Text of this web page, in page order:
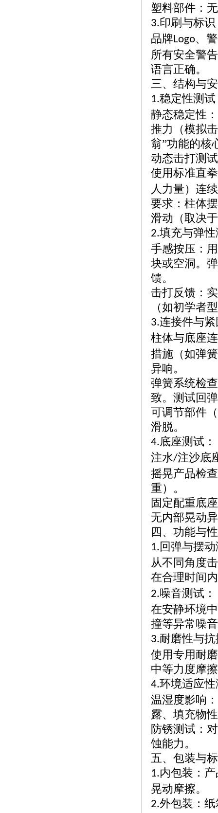
塑料部件：
3.印刷与标识
品牌Logo、
所有安全警
语言正确。
三、结构与
1.稳定性测试
静态稳定性
推力（模拟
翁”功能的核
动态击打测
使用标准直
人力量）连
要求：柱体
滑动（取决
2.填充与弹
手感按压：
块或空洞。
馈。
击打反馈：
（如初学者
3.连接件与
柱体与底座
措施（如弹
异响。
弹簧系统检
致。测试回
可调节部件
滑脱。
4.底座测试：
注水/注沙底
摇晃产品检
重）。
固定配重底
无内部晃动
四、功能与
1.回弹与摆
从不同角度
在合理时间
2.噪音测试：
在安静环境
撞等异常噪
3.耐磨性与
使用专用耐
中等力度摩
4.环境适应
温湿度影响
露、填充物
防锈测试：
蚀能力。
五、包装与
1.内包装：
晃动摩擦。
2.外包装：